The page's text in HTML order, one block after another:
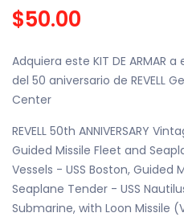
$50.00
Adquiera este KIT DE ARMAR
del 50 aniversario de REVELL
Center
REVELL 50th ANNIVERSARY
Guided Missile Fleet and
Vessels - USS Boston, Guided
Seaplane Tender - USS
Submarine, with Loon Missile